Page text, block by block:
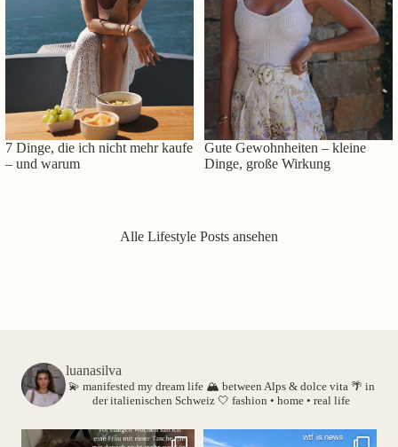
7 Dinge, die ich nicht mehr kaufe
– und warum
Gute Gewohnheiten – kleine
Dinge, große Wirkung
Alle Lifestyle Posts ansehen
luanasilva
💫 manifested my dream life 🏔️ between Alps & dolce vita 🌴 in
der italienischen Schweiz 🤍 fashion • home • real life